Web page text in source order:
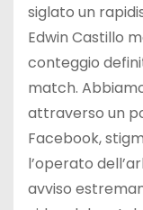
siglato un
Edwin Castillo
conteggio
match.
attraverso un
Facebook,
l’operato
avviso